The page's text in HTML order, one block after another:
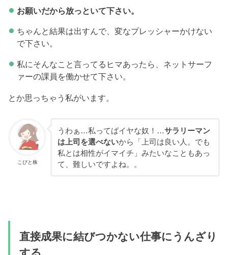
お願いだから放っといて下さい。
ちゃんと結果は出すんで、変なプレッシャーかけない
で下さい。
私にそんなこと言ってるヒマあったら、ネットサーフ
ァーの課員を働かせて下さい。
とか思っちゃう私がいます。
こびと株
うわぁ…私ってばイヤな奴！…サラリーマン
は上司を選べないから「上司は良い人。でも
私とは相性がイマイチ」みたいなこともあっ
て、難しいですよね。。
直接成果に結びつかない仕事にうんざり